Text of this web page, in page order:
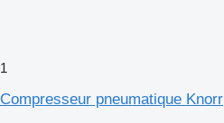
1
Compresseur pneumatique Knorr